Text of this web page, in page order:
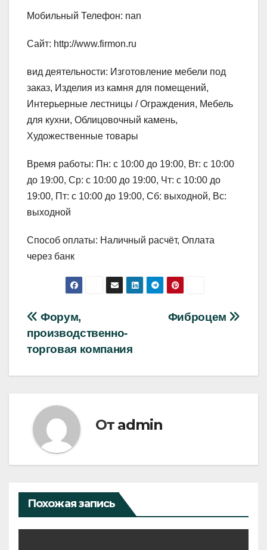
Мобильный Телефон: nan
Сайт: http://www.firmon.ru
вид деятельности: Изготовление мебели под
заказ, Изделия из камня для помещений,
Интерьерные лестницы / Ограждения, Мебель
для кухни, Облицовочный камень,
Художественные товары
Время работы: Пн: с 10:00 до 19:00, Вт: с 10:00
до 19:00, Ср: с 10:00 до 19:00, Чт: с 10:00 до
19:00, Пт: с 10:00 до 19:00, Сб: выходной, Вс:
выходной
Способ оплаты: Наличный расчёт, Оплата
через банк
Навигация
по
записям
Фиброцем
Форум,
производственно-
торговая компания
От admin
Похожая запись